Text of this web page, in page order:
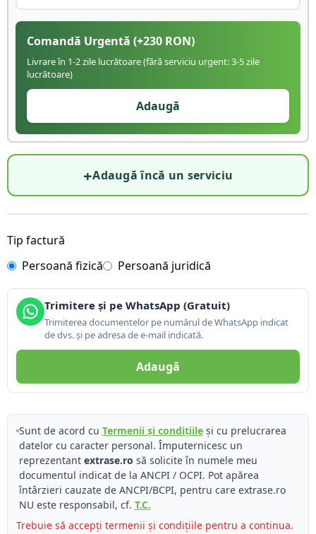
Comandă Urgentă (+230 RON)
Livrare în 1-2 zile lucrătoare (fără serviciu urgent: 3-5 zile
lucrătoare)
Adaugă
+Adaugă încă un serviciu
Tip factură
Persoană fizică
Persoană juridică
Trimitere și pe WhatsApp (Gratuit)
Trimiterea documentelor pe numărul de WhatsApp indicat
de dvs. și pe adresa de e-mail indicată.
Adaugă
Sunt de acord cu Termenii și condițiileși cu prelucrarea
datelor cu caracter personal. Împuternicesc un
reprezentant extrase.ro să solicite în numele meu
documentul indicat de la ANCPI / OCPI. Pot apărea
întârzieri cauzate de ANCPI/BCPI, pentru care extrase.ro
NU este responsabil, cf. T.C.
Trebuie să accepți termenii și condițiile pentru a continua.